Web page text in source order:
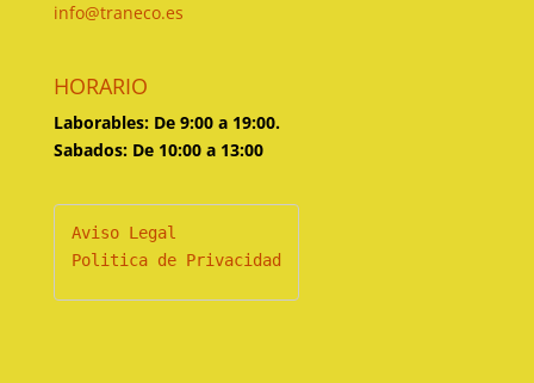
info@traneco.es
HORARIO
Laborables: De 9:00 a 19:00.
Sabados: De 10:00 a 13:00
Politica de Privacidad